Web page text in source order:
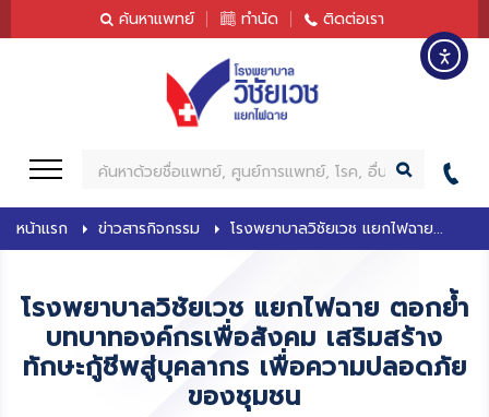
ค้นหาแพทย์ ทำนัด ติดต่อเรา
ห
า
หน้าแรก ข่าวสารกิจกรรม โรงพยาบาลวิชัยเวช แยกไฟฉาย...
โรงพยาบาลวิชัยเวช แยกไฟฉาย ตอกย้ำ
บทบาทองค์กรเพื่อสังคม เสริมสร้าง
ทักษะกู้ชีพสู่บุคลากร เพื่อความปลอดภัย
ของชุมชน